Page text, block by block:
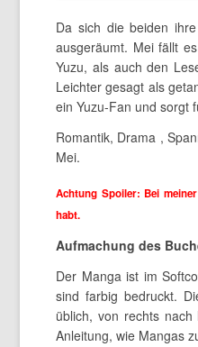
Da sich die beiden
ausgeräumt. Mei fällt
Yuzu, als auch den
Leichter gesagt als
ein Yuzu-Fan und sorgt
Romantik, Drama ,
Mei.
Achtung Spoiler: Bei
habt.
Aufmachung des
Der Manga ist im
sind farbig bedruckt.
üblich, von rechts
Anleitung, wie Mangas